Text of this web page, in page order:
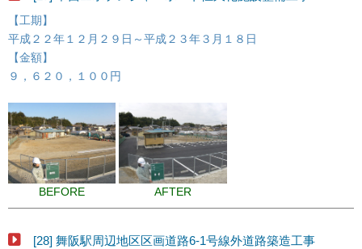
【工期】
平成２２年１２月２９日～平成２３年３月１８日
【金額】
９，６２０，１００円
BEFORE AFTER
[28] 舞阪駅周辺地区区画道路6-1号線外道路築造工事